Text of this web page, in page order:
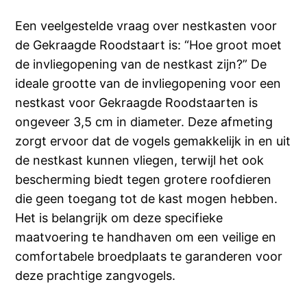
Een veelgestelde vraag over nestkasten voor
de Gekraagde Roodstaart is: “Hoe groot moet
de invliegopening van de nestkast zijn?” De
ideale grootte van de invliegopening voor een
nestkast voor Gekraagde Roodstaarten is
ongeveer 3,5 cm in diameter. Deze afmeting
zorgt ervoor dat de vogels gemakkelijk in en uit
de nestkast kunnen vliegen, terwijl het ook
bescherming biedt tegen grotere roofdieren
die geen toegang tot de kast mogen hebben.
Het is belangrijk om deze specifieke
maatvoering te handhaven om een veilige en
comfortabele broedplaats te garanderen voor
deze prachtige zangvogels.